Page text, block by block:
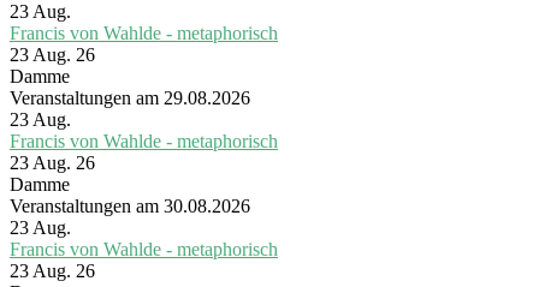
23 Aug.
Francis von Wahlde - metaphorisch
23 Aug. 26
Damme
Veranstaltungen am 29.08.2026
23 Aug.
Francis von Wahlde - metaphorisch
23 Aug. 26
Damme
Veranstaltungen am 30.08.2026
23 Aug.
Francis von Wahlde - metaphorisch
23 Aug. 26